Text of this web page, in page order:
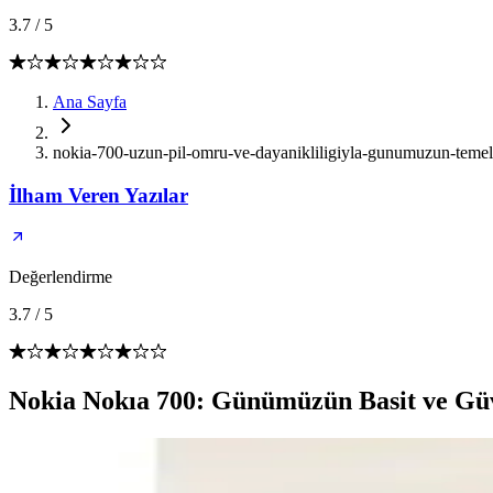
3.7 / 5
Ana Sayfa
nokia-700-uzun-pil-omru-ve-dayanikliligiyla-gunumuzun-
İlham Veren Yazılar
Değerlendirme
3.7 / 5
Nokia Nokıa 700: Günümüzün Basit ve